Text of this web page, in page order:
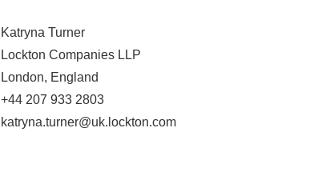
Katryna Turner
Lockton Companies LLP
London, England
+44 207 933 2803
katryna.turner@uk.lockton.com